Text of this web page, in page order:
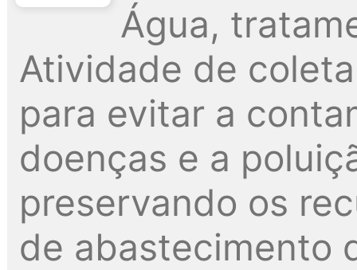
Água,
Atividade de
para evitar a
doenças e a
preservando os
de abastecimento